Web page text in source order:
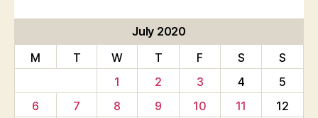
July 2020
M
T W T F S
S
1
2 3 4
5
6
7 8 9 10 11 12